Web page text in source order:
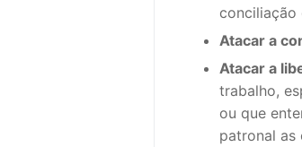
conciliação
Atacar a
Atacar a
trabalho,
ou que
patronal as